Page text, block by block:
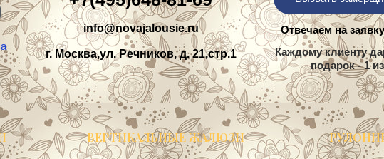
info@novajalousie.ru
г. Москва,ул. Речников, д. 21,стр.1
Отвечаем на
Каждому клиенту
подарок - 1
ВЕРТИКАЛЬНЫЕ ЖАЛЮЗИ